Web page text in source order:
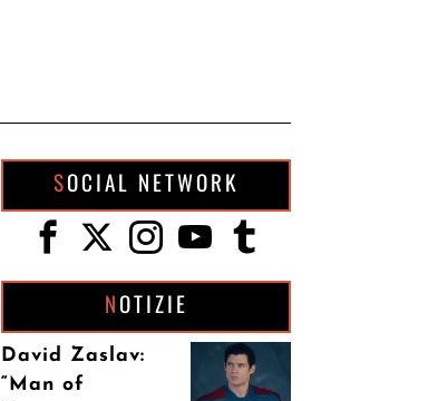
SOCIAL NETWORK
NOTIZIE
David Zaslav:
“Man of